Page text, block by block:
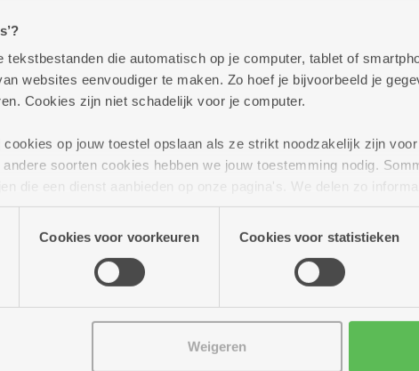
tekstbestanden die automatisch op je computer, tablet of
websites eenvoudiger te maken. Zo hoef je bijvoorbeeld je
Cookies zijn niet schadelijk voor je computer.
cookies op jouw toestel opslaan als ze strikt noodzakelijk zijn
soorten cookies hebben we jouw toestemming nodig.
die een dienst aanbieden op onze pagina's. We delen zo
onze site voor social media, advertenties en analyse. Deze
die je aan hen verstrekte.
Cookies voor voorkeuren Cookies voor statistieken
Weigeren